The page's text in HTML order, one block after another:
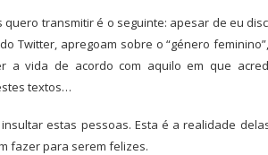
quero transmitir é o seguinte: apesar de eu
Twitter, apregoam sobre o “género
a vida de acordo com aquilo em que
textos…
estas pessoas. Esta é a realidade
fazer para serem felizes.